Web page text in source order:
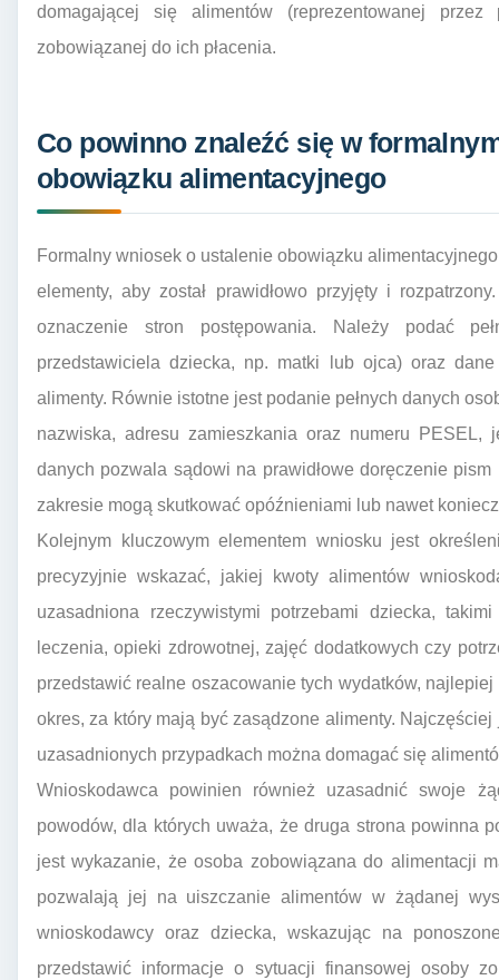
domagającej się alimentów (reprezentowanej przez
zobowiązanej do ich płacenia.
Co powinno znaleźć się w
obowiązku alimentacyjnego
Formalny wniosek o ustalenie obowiązku
elementy, aby został prawidłowo przyjęty i
oznaczenie stron postępowania. Należy podać
przedstawiciela dziecka, np. matki lub ojca) oraz
alimenty. Równie istotne jest podanie pełnych danych
nazwiska, adresu zamieszkania oraz numeru PESEL,
danych pozwala sądowi na prawidłowe doręczenie
zakresie mogą skutkować opóźnieniami lub nawet
Kolejnym kluczowym elementem wniosku jest
precyzyjnie wskazać, jakiej kwoty alimentów
uzasadniona rzeczywistymi potrzebami dziecka,
leczenia, opieki zdrowotnej, zajęć dodatkowych czy
przedstawić realne oszacowanie tych wydatków,
okres, za który mają być zasądzone alimenty.
uzasadnionych przypadkach można domagać się
Wnioskodawca powinien również uzasadnić swoje
powodów, dla których uważa, że druga strona powinna
jest wykazanie, że osoba zobowiązana do alimentacji
pozwalają jej na uiszczanie alimentów w żądanej
wnioskodawcy oraz dziecka, wskazując na
przedstawić informacje o sytuacji finansowej osoby